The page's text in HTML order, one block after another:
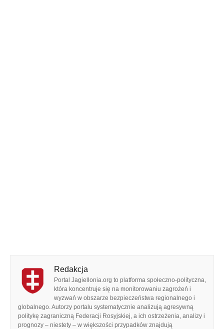
Redakcja
Portal Jagiellonia.org to platforma społeczno-polityczna,
która koncentruje się na monitorowaniu zagrożeń i
wyzwań w obszarze bezpieczeństwa regionalnego i
globalnego. Autorzy portalu systematycznie analizują agresywną
politykę zagraniczną Federacji Rosyjskiej, a ich ostrzeżenia, analizy i
prognozy – niestety – w większości przypadków znajdują